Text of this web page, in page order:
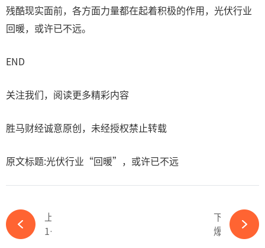
残酷现实面前，各方面力量都在起着积极的作用，光伏行业
回暖，或许已不远。
END
关注我们，阅读更多精彩内容
胜马财经诚意原创，未经授权禁止转载
原文标题:光伏行业“回暖”，或许已不远
12.29亿！光伏装备龙头签大单-必赢体育app官方平台
下一篇
爆雷，某跨界光伏新军银行账户被冻结-必赢体育app官方平台